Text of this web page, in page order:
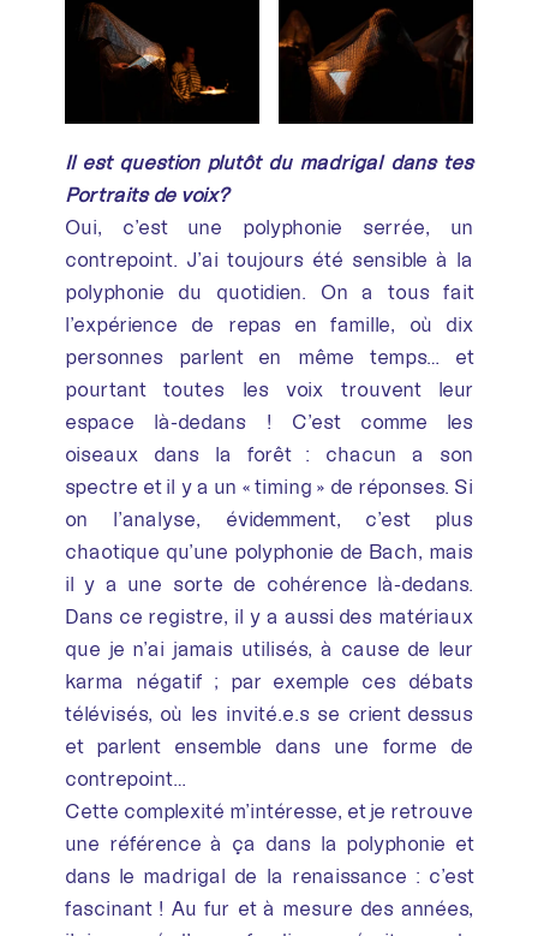
Il est question plutôt du madrigal dans tes
Portraits de voix?
Oui, c’est une polyphonie serrée, un
contrepoint. J’ai toujours été sensible à la
polyphonie du quotidien. On a tous fait
l’expérience de repas en famille, où dix
personnes parlent en même temps… et
pourtant toutes les voix trouvent leur
espace là-dedans ! C’est comme les
oiseaux dans la forêt : chacun a son
spectre et il y a un « timing » de réponses. Si
on l’analyse, évidemment, c’est plus
chaotique qu’une polyphonie de Bach, mais
il y a une sorte de cohérence là-dedans.
Dans ce registre, il y a aussi des matériaux
que je n’ai jamais utilisés, à cause de leur
karma négatif ; par exemple ces débats
télévisés, où les invité.e.s se crient dessus
et parlent ensemble dans une forme de
contrepoint…
Cette complexité m’intéresse, et je retrouve
une référence à ça dans la polyphonie et
dans le madrigal de la renaissance : c’est
fascinant ! Au fur et à mesure des années,